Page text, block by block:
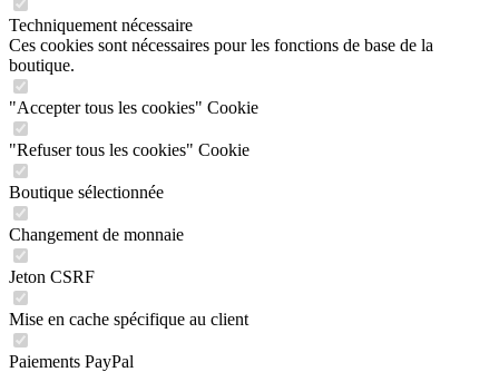
Techniquement nécessaire
Ces cookies sont nécessaires pour les fonctions de base de la
boutique.
"Accepter tous les cookies" Cookie
"Refuser tous les cookies" Cookie
Boutique sélectionnée
Changement de monnaie
Jeton CSRF
Mise en cache spécifique au client
Paiements PayPal